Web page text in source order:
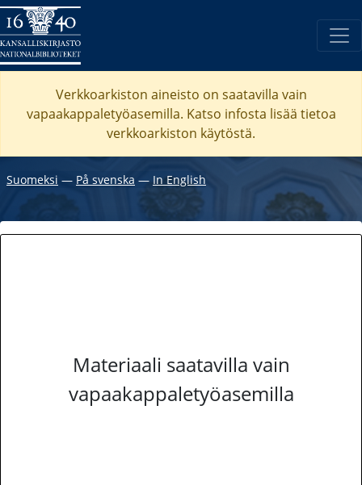
Verkkoarkiston aineisto on saatavilla vain
vapaakappaletyöasemilla. Katso infosta lisää tietoa
verkkoarkiston käytöstä.
Suomeksi ― På svenska ― In English
Materiaali saatavilla vain
vapaakappaletyöasemilla